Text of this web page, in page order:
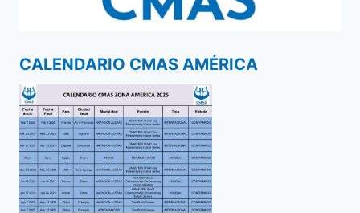
CALENDARIO CMAS AMÉRICA